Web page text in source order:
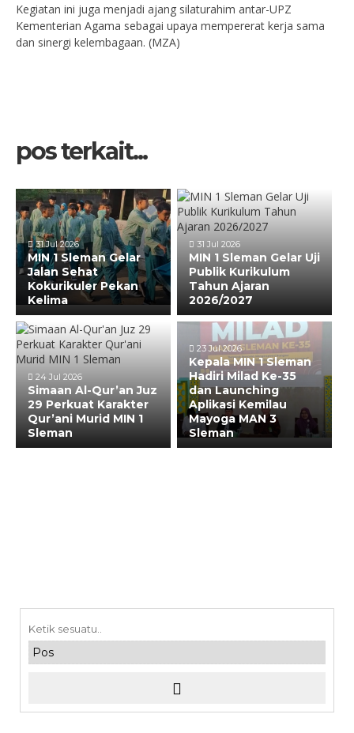
Kegiatan ini juga menjadi ajang silaturahim antar-UPZ
Kementerian Agama sebagai upaya mempererat kerja sama
dan sinergi kelembagaan. (MZA)
pos terkait...
31 Jul 2026
MIN 1 Sleman Gelar
Jalan Sehat
Kokurikuler Pekan
Kelima
31 Jul 2026
MIN 1 Sleman Gelar Uji
Publik Kurikulum
Tahun Ajaran
2026/2027
24 Jul 2026
Simaan Al-Qur’an Juz
29 Perkuat Karakter
Qur’ani Murid MIN 1
Sleman
23 Jul 2026
Kepala MIN 1 Sleman
Hadiri Milad Ke-35
dan Launching
Aplikasi Kemilau
Mayoga MAN 3
Sleman